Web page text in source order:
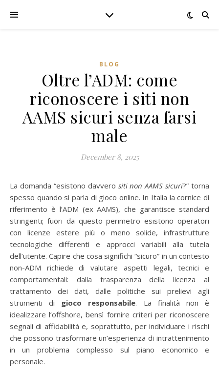
BLOG
Oltre l’ADM: come
riconoscere i siti non
AAMS sicuri senza farsi
male
December 8, 2025
La domanda “esistono davvero siti non AAMS sicuri?” torna
spesso quando si parla di gioco online. In Italia la cornice di
riferimento è l’ADM (ex AAMS), che garantisce standard
stringenti; fuori da questo perimetro esistono operatori
con licenze estere più o meno solide, infrastrutture
tecnologiche differenti e approcci variabili alla tutela
dell’utente. Capire che cosa significhi “sicuro” in un contesto
non-ADM richiede di valutare aspetti legali, tecnici e
comportamentali: dalla trasparenza della licenza al
trattamento dei dati, dalle politiche sui prelievi agli
strumenti di gioco responsabile. La finalità non è
idealizzare l’offshore, bensì fornire criteri per riconoscere
segnali di affidabilità e, soprattutto, per individuare i rischi
che possono trasformare un’esperienza di intrattenimento
in un problema complesso sul piano economico e
personale.